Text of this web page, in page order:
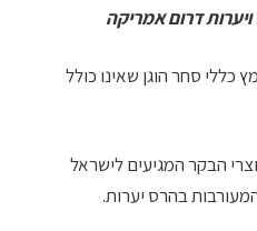
דרום אמריקה
כללי סחר הוגן שאינו כולל
הבקר המגיעים לישראל
בהרס יערות.